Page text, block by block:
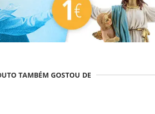
TAMBÉM GOSTOU DE